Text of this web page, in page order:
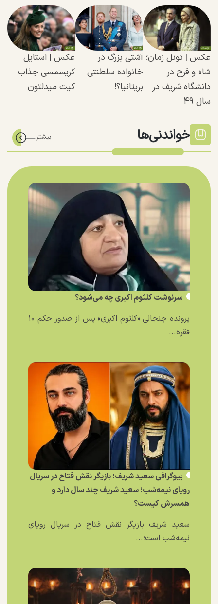
عکس | تونل زمان؛
شاه و فرح در
دانشگاه شریف در
سال ۴۹
آشتی بزرگ در
خانواده سلطنتی
بریتانیا؟!
عکس | استایل
کریسمسی جذاب
کیت میدلتون
خواندنی‌ها
سرنوشت کلثوم اکبری چه می‌شود؟
پرونده جنجالی «کلثوم اکبری» پس از صدور حکم ۱۰
فقره...
بیوگرافی سعید شریف؛ بازیگر نقش فتاح در سریال
رویای نیمه‌شب؛ سعید شریف چند سال دارد و
همسرش کیست؟
سعید شریف بازیگر نقش فتاح در سریال رویای
نیمه‌شب است؛...